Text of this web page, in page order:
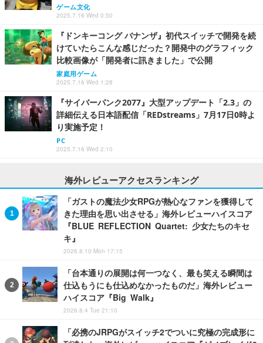
ゲーム文化
2025.7.16 Wed 0:50
『ドンキーコング バナンザ』初代スイッチで開発を続
けていたらこんな感じだった？開発中のグラフィック
比較画像が「開発者に訊きました」で公開
家庭用ゲーム
2025.7.16 Wed 1:28
『サイバーパンク2077』大型アップデート「2.3」の
詳細伝える日本語配信「REDstreams」7月17日0時よ
り実施予定！
PC
2025.7.16 Wed 2:10
海外レビューアクセスランキング
「ガストの魔法少女RPGが熱心なファンを獲得して
きた理由を思い出させる」海外レビューハイスコア
『BLUE REFLECTION Quartet: 少女たちのキセ
キ』
2026.8.10 Mon 17:15
「台本通りの展開は何一つなく、最も笑える瞬間は
仕込もうにも仕込めなかったものだ」海外レビュー
ハイスコア『Big Walk』
2026.8.4 Tue 21:10
「必携のJRPGがスイッチ2でついに究極の完成形に